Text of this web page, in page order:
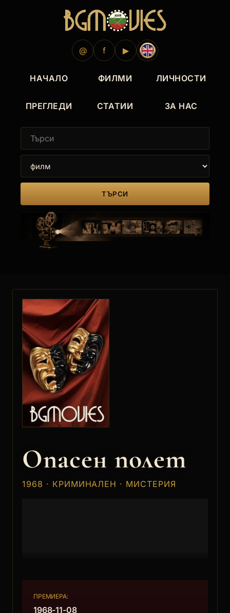
@ f ▶
НАЧАЛО ФИЛМИ ЛИЧНОСТИ
ПРЕГЛЕДИ СТАТИИ ЗА НАС
ТЪРСИ
Опасен полет
1968 · КРИМИНАЛЕН · МИСТЕРИЯ
ПРЕМИЕРА:
1968-11-08